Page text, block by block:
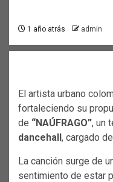
1 año atrás admin
El artista urbano
fortaleciendo su
de “NAÚFRAGO”, un
dancehall, cargado
La canción surge de
sentimiento de estar